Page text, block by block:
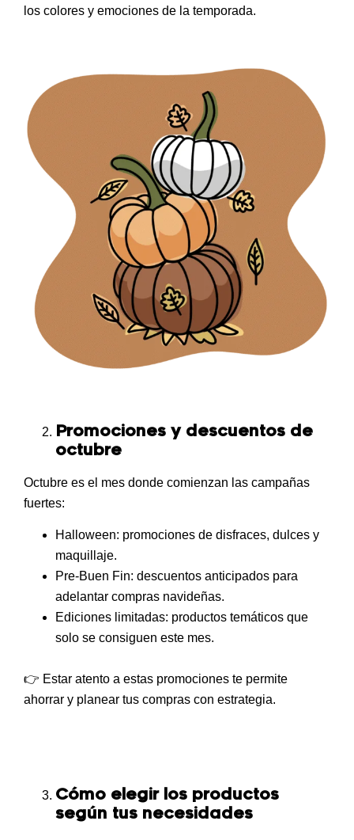
los colores y emociones de la temporada.
Promociones y descuentos de
octubre
Octubre es el mes donde comienzan las campañas
fuertes:
Halloween: promociones de disfraces, dulces y
maquillaje.
Pre-Buen Fin: descuentos anticipados para
adelantar compras navideñas.
Ediciones limitadas: productos temáticos que
solo se consiguen este mes.
👉 Estar atento a estas promociones te permite
ahorrar y planear tus compras con estrategia.
Cómo elegir los productos
según tus necesidades